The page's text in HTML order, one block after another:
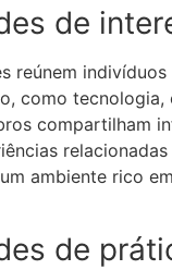
de
reúnem
como tecnologia,
compartilham
ambiente rico
de